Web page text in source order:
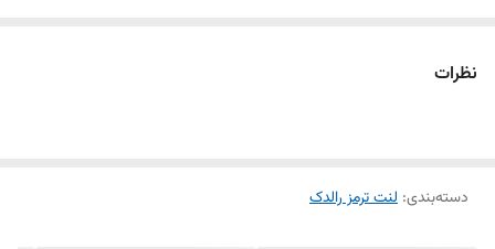
مناسب برای: خودرو
نظرات
دسته‌بندی: لنت ترمز رالدک